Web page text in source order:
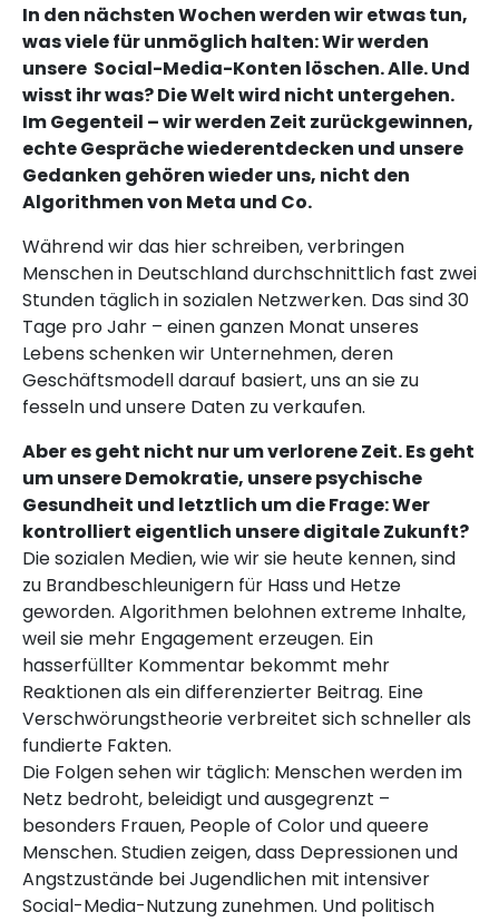
In den nächsten Wochen werden wir etwas tun,
was viele für unmöglich halten: Wir werden
unsere Social-Media-Konten löschen. Alle. Und
wisst ihr was? Die Welt wird nicht untergehen.
Im Gegenteil – wir werden Zeit zurückgewinnen,
echte Gespräche wiederentdecken und unsere
Gedanken gehören wieder uns, nicht den
Algorithmen von Meta und Co.
Während wir das hier schreiben, verbringen
Menschen in Deutschland durchschnittlich fast zwei
Stunden täglich in sozialen Netzwerken. Das sind 30
Tage pro Jahr – einen ganzen Monat unseres
Lebens schenken wir Unternehmen, deren
Geschäftsmodell darauf basiert, uns an sie zu
fesseln und unsere Daten zu verkaufen.
Aber es geht nicht nur um verlorene Zeit. Es geht
um unsere Demokratie, unsere psychische
Gesundheit und letztlich um die Frage: Wer
kontrolliert eigentlich unsere digitale Zukunft?
Die sozialen Medien, wie wir sie heute kennen, sind
zu Brandbeschleunigern für Hass und Hetze
geworden. Algorithmen belohnen extreme Inhalte,
weil sie mehr Engagement erzeugen. Ein
hasserfüllter Kommentar bekommt mehr
Reaktionen als ein differenzierter Beitrag. Eine
Verschwörungstheorie verbreitet sich schneller als
fundierte Fakten.
Die Folgen sehen wir täglich: Menschen werden im
Netz bedroht, beleidigt und ausgegrenzt –
besonders Frauen, People of Color und queere
Menschen. Studien zeigen, dass Depressionen und
Angstzustände bei Jugendlichen mit intensiver
Social-Media-Nutzung zunehmen. Und politisch